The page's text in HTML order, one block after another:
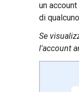
un
di
Se
l'account